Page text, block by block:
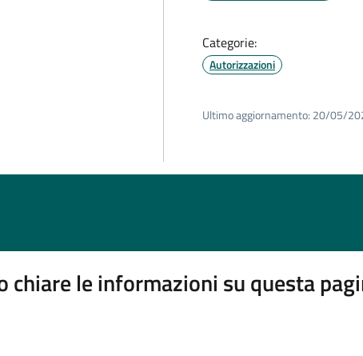
Categorie:
Autorizzazioni
Ultimo aggiornamento: 20/05/
chiare le informazioni su questa